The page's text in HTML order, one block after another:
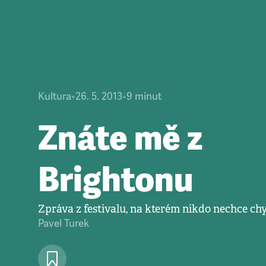
Kultura•26. 5. 2013•9 minut
Znáte mě z
Brightonu
Zpráva z festivalu, na kterém nikdo nechce
Pavel Turek